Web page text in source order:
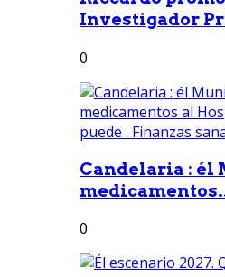
Investigador
0
Candelaria : él
0